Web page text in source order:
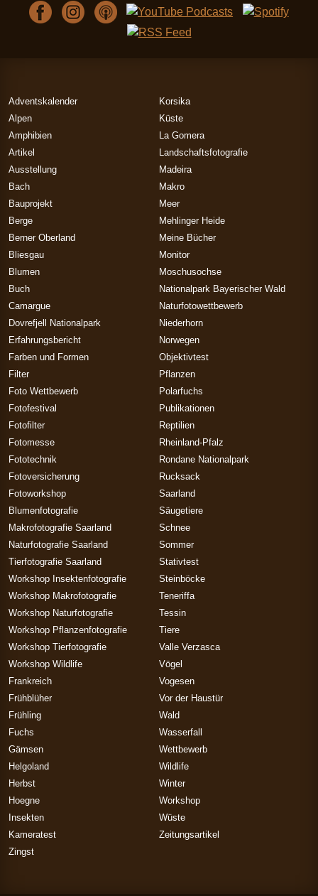
Adventskalender
Alpen
Amphibien
Artikel
Ausstellung
Bach
Bauprojekt
Berge
Berner Oberland
Bliesgau
Blumen
Buch
Camargue
Dovrefjell Nationalpark
Erfahrungsbericht
Farben und Formen
Filter
Foto Wettbewerb
Fotofestival
Fotofilter
Fotomesse
Fototechnik
Fotoversicherung
Fotoworkshop
Blumenfotografie
Makrofotografie Saarland
Naturfotografie Saarland
Tierfotografie Saarland
Workshop Insektenfotografie
Workshop Makrofotografie
Workshop Naturfotografie
Workshop Pflanzenfotografie
Workshop Tierfotografie
Workshop Wildlife
Frankreich
Frühblüher
Frühling
Fuchs
Gämsen
Helgoland
Herbst
Hoegne
Insekten
Kameratest
Korsika
Küste
La Gomera
Landschaftsfotografie
Madeira
Makro
Meer
Mehlinger Heide
Meine Bücher
Monitor
Moschusochse
Nationalpark Bayerischer Wald
Naturfotowettbewerb
Niederhorn
Norwegen
Objektivtest
Pflanzen
Polarfuchs
Publikationen
Reptilien
Rheinland-Pfalz
Rondane Nationalpark
Rucksack
Saarland
Säugetiere
Schnee
Sommer
Stativtest
Steinböcke
Teneriffa
Tessin
Tiere
Valle Verzasca
Vögel
Vogesen
Vor der Haustür
Wald
Wasserfall
Wettbewerb
Wildlife
Winter
Workshop
Wüste
Zeitungsartikel
Zingst